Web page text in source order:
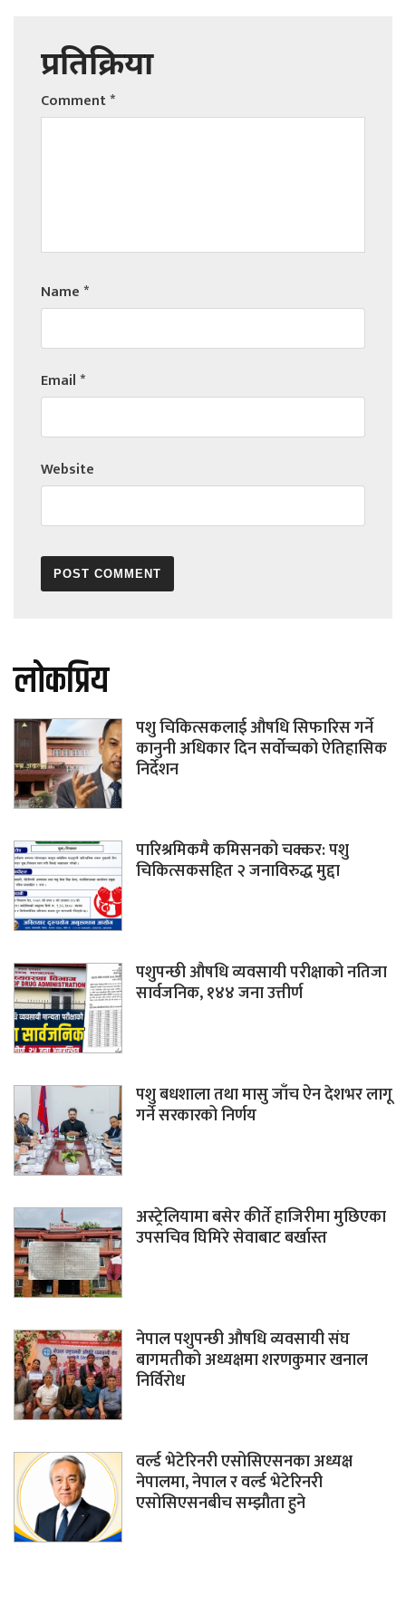
प्रतिक्रिया
Comment*
Name*
Email*
Website
लोकप्रिय
पशु चिकित्सकलाई औषधि सिफारिस गर्ने
कानुनी अधिकार दिन सर्वोच्चको ऐतिहासिक
निर्देशन
पारिश्रमिकमै कमिसनको चक्कर: पशु
चिकित्सकसहित २ जनाविरुद्ध मुद्दा
पशुपन्छी औषधि व्यवसायी परीक्षाको नतिजा
सार्वजनिक, १४४ जना उत्तीर्ण
पशु बधशाला तथा मासु जाँच ऐन देशभर लागू
गर्ने सरकारको निर्णय
अस्ट्रेलियामा बसेर कीर्ते हाजिरीमा मुछिएका
उपसचिव घिमिरे सेवाबाट बर्खास्त
नेपाल पशुपन्छी औषधि व्यवसायी संघ
बागमतीको अध्यक्षमा शरणकुमार खनाल
निर्विरोध
वर्ल्ड भेटेरिनरी एसोसिएसनका अध्यक्ष
नेपालमा, नेपाल र वर्ल्ड भेटेरिनरी
एसोसिएसनबीच सम्झौता हुने